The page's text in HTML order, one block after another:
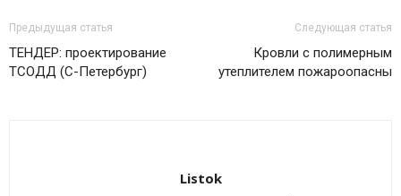
Предыдущая статья
ТЕНДЕР: проектирование
ТСОДД (С-Петербург)
Следующая статья
Кровли с полимерным
утеплителем пожароопасны
Listok